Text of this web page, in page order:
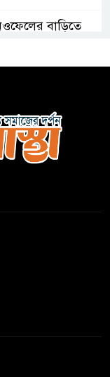
বাড়িতে
সড়ক ভেঙে
কাদের সিদ্দিকী
জালিয়াতি!